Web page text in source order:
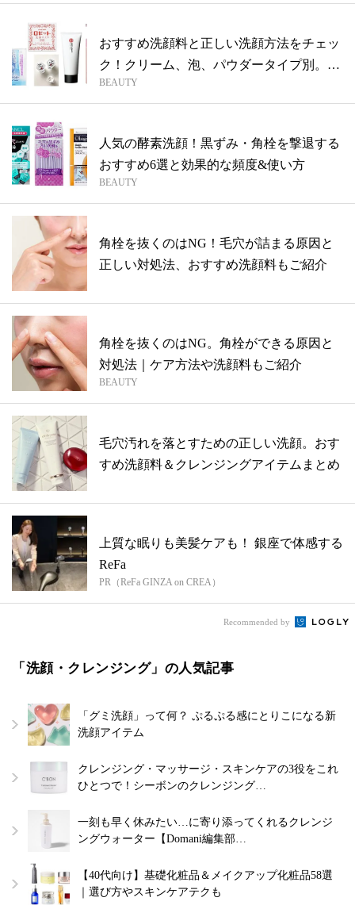
おすすめ洗顔料と正しい洗顔方法をチェッ
ク！クリーム、泡、パウダータイプ別。便
利グ...
BEAUTY
人気の酵素洗顔！黒ずみ・角栓を撃退する
おすすめ6選と効果的な頻度&使い方
BEAUTY
角栓を抜くのはNG！毛穴が詰まる原因と
正しい対処法、おすすめ洗顔料もご紹介
角栓を抜くのはNG。角栓ができる原因と
対処法｜ケア方法や洗顔料もご紹介
BEAUTY
毛穴汚れを落とすための正しい洗顔。おす
すめ洗顔料＆クレンジングアイテムまとめ
上質な眠りも美髪ケアも！ 銀座で体感する
ReFa
PR（ReFa GINZA on CREA）
Recommended by
「洗顔・クレンジング」の人気記事
「グミ洗顔」って何？ ぷるぷる感にとりこになる新
洗顔アイテム
クレンジング・マッサージ・スキンケアの3役をこれ
ひとつで！シーボンのクレンジング…
一刻も早く休みたい…に寄り添ってくれるクレンジ
ングウォーター【Domani編集部…
【40代向け】基礎化粧品＆メイクアップ化粧品58選
｜選び方やスキンケアテクも